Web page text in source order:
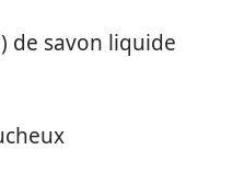
de savon liquide